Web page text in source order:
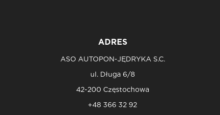
ADRES
ASO AUTOPON-JĘDRYKA S.C.
ul. Długa 6/8
42-200 Częstochowa
+48 366 32 92